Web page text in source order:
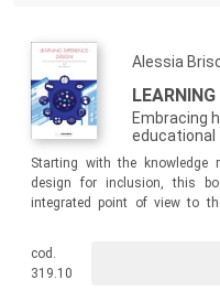
Alessia
Embracing
educational
Starting with the knowledge
design for inclusion, this
integrated point of view to
pedagogy and human-
and their effects, with special
a human scale, particularly
cod.
319.10